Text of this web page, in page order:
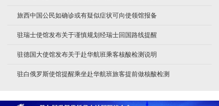
旅西中国公民如确诊或有疑似症状可向使领馆报备
驻瑞士使馆发布关于谨慎规划经瑞士回国路线提醒
驻德国大使馆发布关于赴华航班乘客核酸检测说明
驻白俄罗斯使馆提醒乘坐赴华航班旅客提前做核酸检测